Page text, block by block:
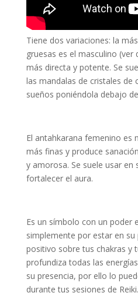
Tiene dos variaciones: la
gruesas es el masculino
más directa y potente. Se
las mandalas de cristales de
sueños poniéndola debajo
El antahkarana femenino es
más finas y produce
y amorosa. Se suele usar en
fortalecer el aura.
Es un símbolo con un poder
simplemente por estar en
positivo sobre tus chakras y
profundiza todas las
su presencia, por ello lo
durante tus sesiones de